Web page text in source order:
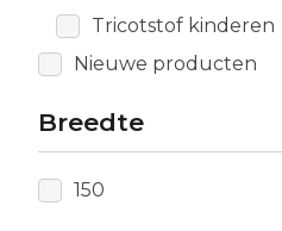
Tricotstof kinderen
Nieuwe producten
Breedte
150